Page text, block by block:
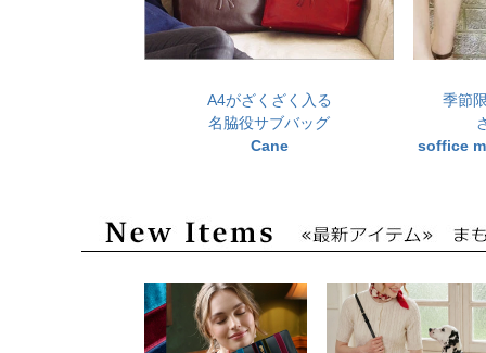
A4がざくざく入る
名脇役サブバッグ
Cane
季節
soffice